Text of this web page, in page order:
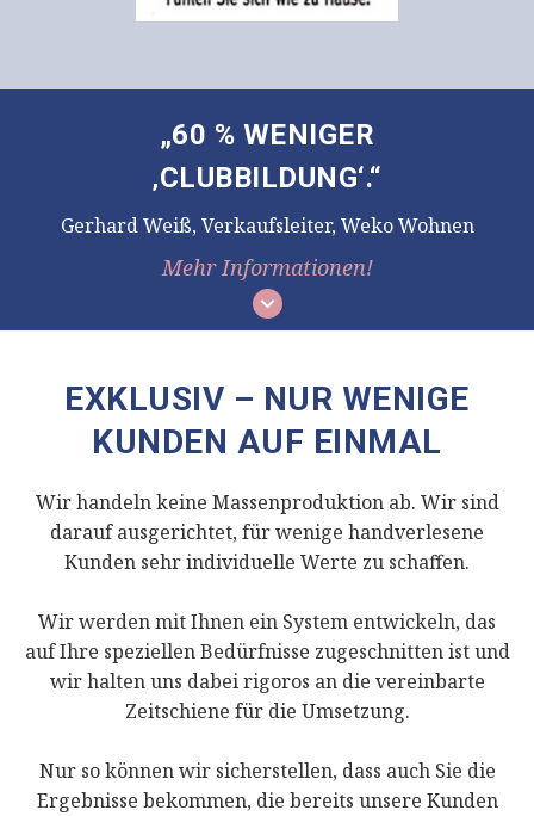
„60 % WENIGER
‚CLUBBILDUNG‘.“
Gerhard Weiß, Verkaufsleiter, Weko Wohnen
Mehr Informationen!
EXKLUSIV – NUR WENIGE
KUNDEN AUF EINMAL
Wir handeln keine Massenproduktion ab. Wir sind
darauf ausgerichtet, für wenige handverlesene
Kunden sehr individuelle Werte zu schaffen.
Wir werden mit Ihnen ein System entwickeln, das
auf Ihre speziellen Bedürfnisse zugeschnitten ist und
wir halten uns dabei rigoros an die vereinbarte
Zeitschiene für die Umsetzung.
Nur so können wir sicherstellen, dass auch Sie die
Ergebnisse bekommen, die bereits unsere Kunden